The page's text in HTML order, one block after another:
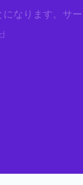
なります。サ